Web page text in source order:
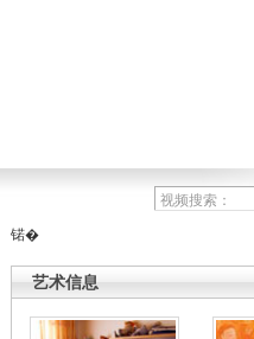
锘�
艺术信息